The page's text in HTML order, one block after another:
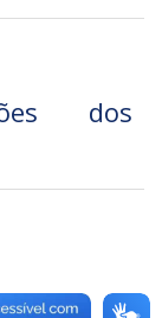
dos